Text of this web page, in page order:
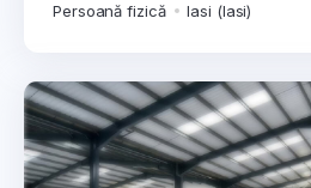
Persoană fizică
Iasi (Iasi)